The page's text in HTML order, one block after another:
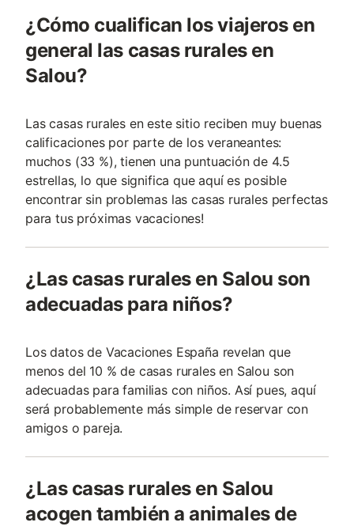
¿Cómo cualifican los viajeros en
general las casas rurales en
Salou?
Las casas rurales en este sitio reciben muy buenas
calificaciones por parte de los veraneantes:
muchos (33 %), tienen una puntuación de 4.5
estrellas, lo que significa que aquí es posible
encontrar sin problemas las casas rurales perfectas
para tus próximas vacaciones!
¿Las casas rurales en Salou son
adecuadas para niños?
Los datos de Vacaciones España revelan que
menos del 10 % de casas rurales en Salou son
adecuadas para familias con niños. Así pues, aquí
será probablemente más simple de reservar con
amigos o pareja.
¿Las casas rurales en Salou
acogen también a animales de